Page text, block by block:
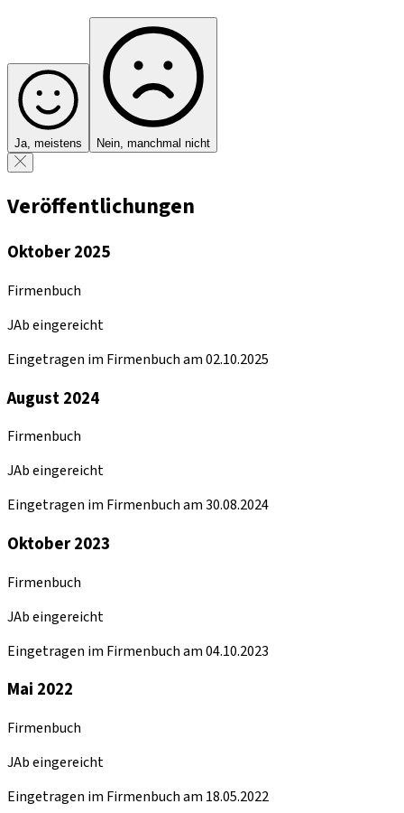
Ja, meistens Nein, manchmal nicht
Veröffentlichungen
Oktober 2025
Firmenbuch
JAb eingereicht
Eingetragen im Firmenbuch am 02.10.2025
August 2024
Firmenbuch
JAb eingereicht
Eingetragen im Firmenbuch am 30.08.2024
Oktober 2023
Firmenbuch
JAb eingereicht
Eingetragen im Firmenbuch am 04.10.2023
Mai 2022
Firmenbuch
JAb eingereicht
Eingetragen im Firmenbuch am 18.05.2022